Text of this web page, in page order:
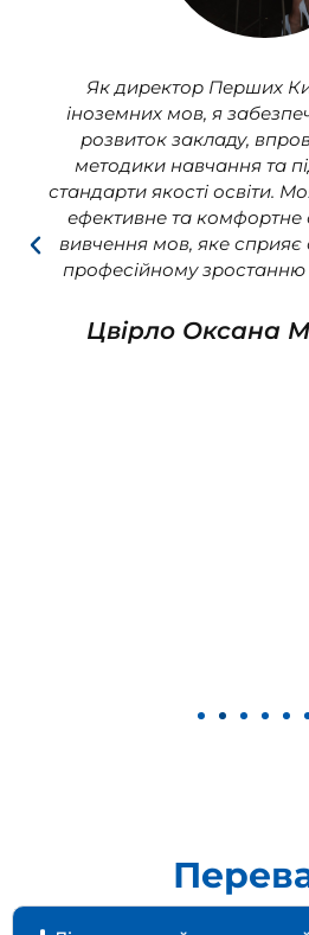
Як директор Перших
іноземних мов, я
розвиток закладу,
методики навчання та
стандарти якості освіти.
ефективне та
вивчення мов, яке сприяє
професійному зростанню
Цвірло Оксана